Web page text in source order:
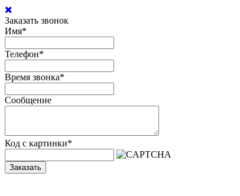
Заказать звонок
Имя*
Телефон*
Время звонка*
Сообщение
Код с картинки*
Заказать